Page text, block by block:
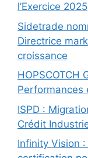
l’Exercice 2025
Sidetrade
Directrice
croissance
HOPSCOTCH
Performances
ISPD :
Crédit
Infinity Vision